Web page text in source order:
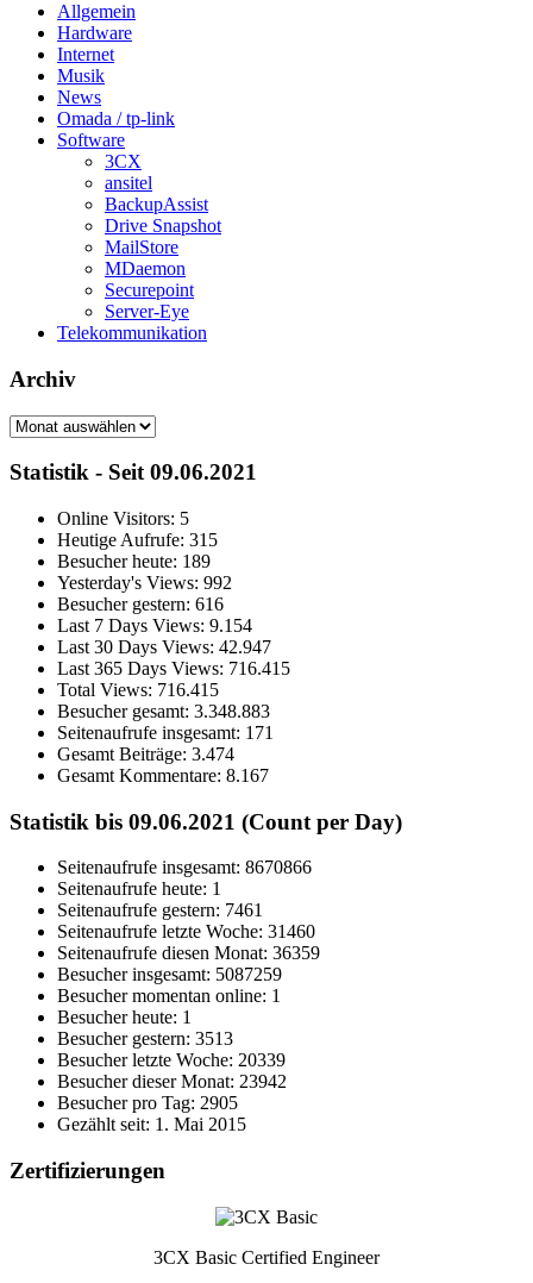
Allgemein
Hardware
Internet
Musik
News
Omada / tp-link
Software
3CX
ansitel
BackupAssist
Drive Snapshot
MailStore
MDaemon
Securepoint
Server-Eye
Telekommunikation
Archiv
Archiv
Statistik - Seit 09.06.2021
Online Visitors: 5
Heutige Aufrufe: 315
Besucher heute: 189
Yesterday's Views: 992
Besucher gestern: 616
Last 7 Days Views: 9.154
Last 30 Days Views: 42.947
Last 365 Days Views: 716.415
Total Views: 716.415
Besucher gesamt: 3.348.883
Seitenaufrufe insgesamt: 171
Gesamt Beiträge: 3.474
Gesamt Kommentare: 8.167
Statistik bis 09.06.2021 (Count per Day)
Seitenaufrufe insgesamt: 8670866
Seitenaufrufe heute: 1
Seitenaufrufe gestern: 7461
Seitenaufrufe letzte Woche: 31460
Seitenaufrufe diesen Monat: 36359
Besucher insgesamt: 5087259
Besucher momentan online: 1
Besucher heute: 1
Besucher gestern: 3513
Besucher letzte Woche: 20339
Besucher dieser Monat: 23942
Besucher pro Tag: 2905
Gezählt seit: 1. Mai 2015
Zertifizierungen
3CX Basic Certified Engineer